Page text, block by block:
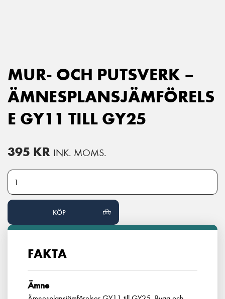
MUR- OCH PUTSVERK –
ÄMNESPLANSJÄMFÖRELS
E GY11 TILL GY25
395 KR INK. MOMS.
Mur- och putsverk - Ämnesplansjämförelse GY11 till GY25 mängd
KÖP
FAKTA
Ämne